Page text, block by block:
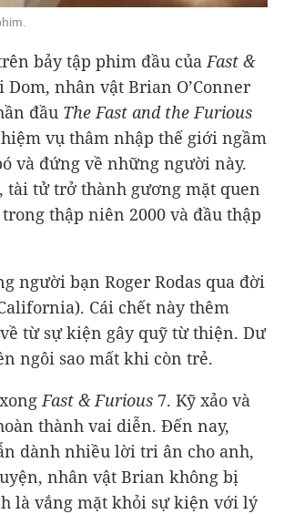
bảy tập phim đầu củaFast &
nhân vật Brian O’Conner
đầu The Fast and the Furious
vụ thâm nhập thế giới ngầm
và đứng về những người này.
tử trở thành gương mặt quen
thập niên 2000 và đầu thập
người bạn Roger Rodas qua đời
Cái chết này thêm
từ sự kiện gây quỹ từ thiện. Dư
ngôi sao mất khi còn trẻ.
Fast & Furious 7. Kỹ xảo và
thành vai diễn. Đến nay,
dành nhiều lời tri ân cho anh,
nhân vật Brian không bị
là vắng mặt khỏi sự kiện với lý